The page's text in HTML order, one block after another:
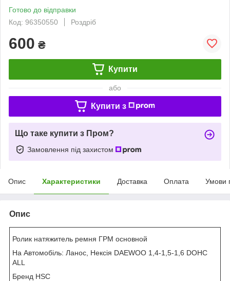
Готово до відправки
Код: 96350550
Роздріб
600 ₴
Купити
або
Купити з
Що таке купити з Пром?
Замовлення під захистом
Опис Характеристики Доставка Оплата Умови
Опис
Ролик натяжитель ремня ГРМ основной
На Автомобіль: Ланос, Нексія DAEWOO 1,4-1,5-1,6 DOHC
ALL
Бренд HSC